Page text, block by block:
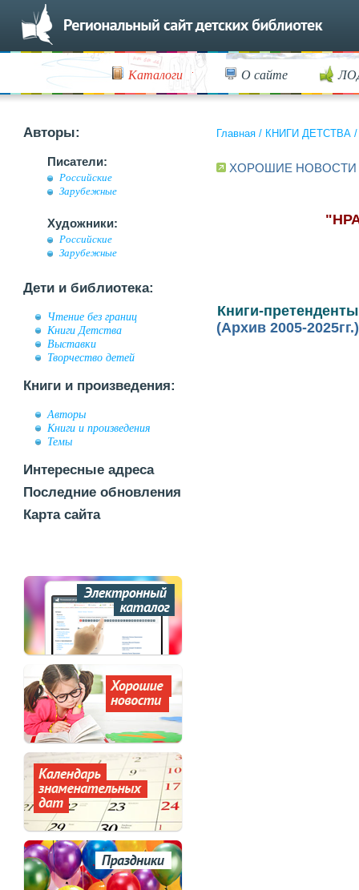
Каталоги О сайте
Авторы:
Писатели:
Российские
Зарубежные
Художники:
Российские
Зарубежные
Дети и библиотека:
Чтение без границ
Книги Детства
Выставки
Творчество детей
Книги и произведения:
Авторы
Книги и произведения
Темы
Интересные адреса
Последние обновления
Карта сайта
Главная / КНИГИ ДЕТСТВА
ХОРОШИЕ НОВОСТИ
Книги-претенденты
(Архив 2005-2025гг.)